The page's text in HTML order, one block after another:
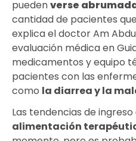
puedenverse
cantidad de pacientes
explica el doctor Am
evaluación médica en
medicamentos y equipo
pacientes con las
como la diarrea y la
Las tendencias de ingreso
alimentación